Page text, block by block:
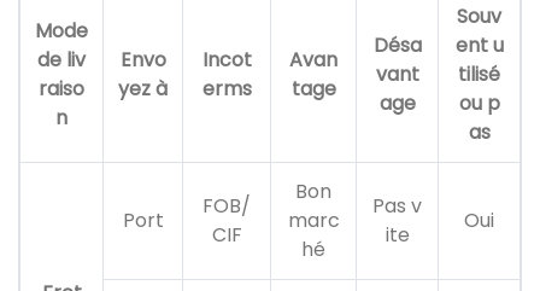
Mode
de liv
raiso
n
Envo
yez à
Incot
erms
Avan
tage
Désa
vant
age
Souv
ent u
tilisé
ou p
as
Port
FOB/
CIF
Bon
marc
hé
Pas v
ite
Oui